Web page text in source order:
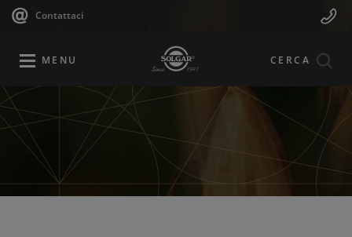
Salta
principale
Contattaci
Navigazione
Menu
MENU CERCA